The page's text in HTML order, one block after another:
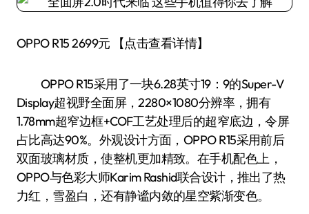
OPPO R15 2699元 【点击查看详情】
OPPO R15采用了一块6.28英寸19：9的Super-V
Display超视野全面屏，2280×1080分辨率，拥有
1.78mm超窄边框+COF工艺处理后的超窄底边，令屏
占比高达90%。外观设计方面，OPPO R15采用前后
双面玻璃材质，使整机更加精致。在手机配色上，
OPPO与色彩大师Karim Rashid联合设计，推出了热
力红，雪盈白，还有静谧内敛的星空紫渐变色。